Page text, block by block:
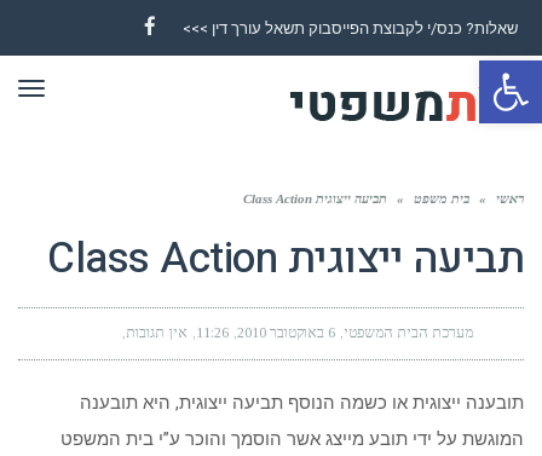
פתח סרגל נגישות
שאלות? כנס/י לקבוצת הפייסבוק תשאל עורך דין >>>
Facebook
ראשי » בית משפט » תביעה ייצוגית Class Action
תביעה ייצוגית Class Action
מערכת הבית המשפטי 6 באוקטובר 2010 11:26 אין תגובות
תובענה ייצוגית או כשמה הנוסף תביעה ייצוגית, היא תובענה
המוגשת על ידי תובע מייצג אשר הוסמך והוכר ע”י בית המשפט